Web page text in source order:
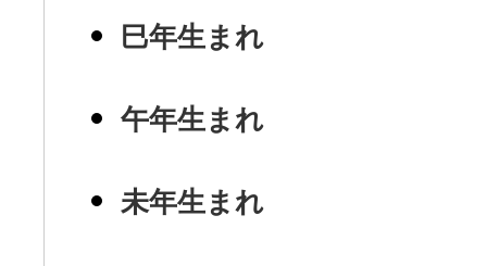
巳年生まれ
午年生まれ
未年生まれ